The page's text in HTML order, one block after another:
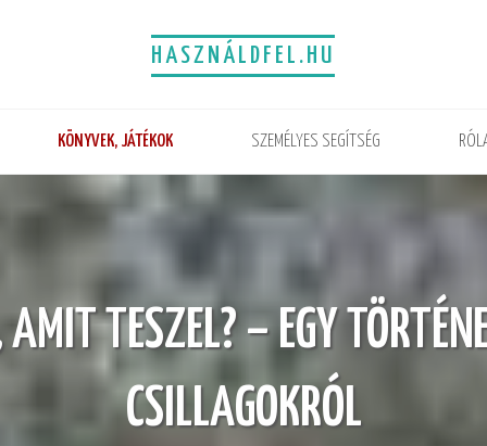
HASZNÁLDFEL.HU
KÖNYVEK, JÁTÉKOK SZEMÉLYES SEGÍTSÉG
TESZEL? – EGY
CSILLAGOKRÓL